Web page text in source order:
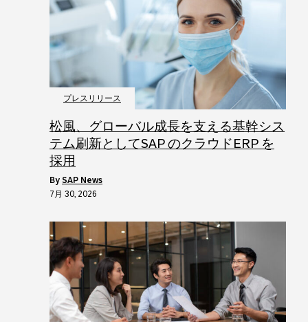
プレスリリース
松風、グローバル成長を支える基幹シス
テム刷新としてSAP のクラウドERP を
採用
by SAP News
7月 30, 2026